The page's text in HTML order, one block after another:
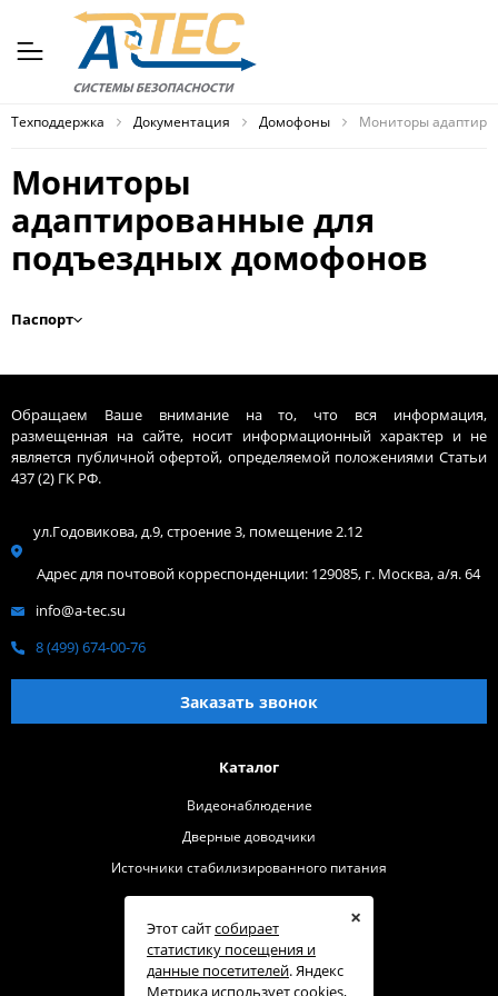
×
Этот сайтсобирает
статистику посещения и
данные посетителей. Яндекс
Техподдержка Документация Домофоны Мониторы
Мониторы
адаптированные для
подъездных домофонов
Паспорт
Обращаем Ваше внимание на то, что вся информация,
размещенная на сайте, носит информационный характер и не
является публичной офертой, определяемой положениями Статьи
437 (2) ГК РФ.
ул.Годовикова, д.9, строение 3, помещение 2.12
Адрес для почтовой корреспонденции: 129085, г. Москва, а/я. 64
info@a-tec.su
8 (499) 674-00-76
Заказать звонок
Каталог
Видеонаблюдение
Дверные доводчики
Источники стабилизированного питания
Где купить
О бренде